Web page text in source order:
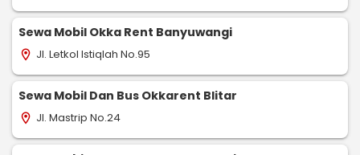
Sewa Mobil Okka Rent Banyuwangi
location_on Jl. Letkol Istiqlah No.95
Sewa Mobil Dan Bus Okkarent Blitar
location_on Jl. Mastrip No.24